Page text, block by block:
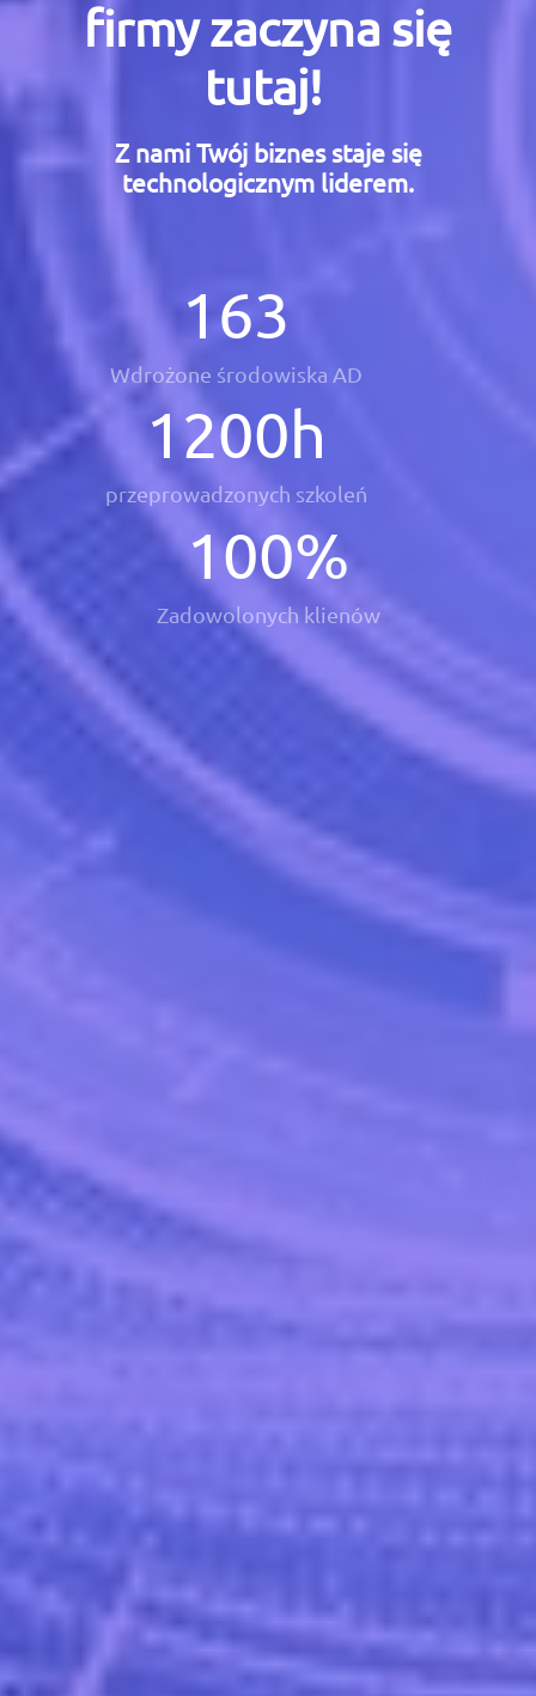
firmy zaczyna się
tutaj!
Z nami Twój biznes staje się
technologicznym liderem.
163
Wdrożone środowiska AD
1200h
przeprowadzonych szkoleń
100%
Zadowolonych klienów